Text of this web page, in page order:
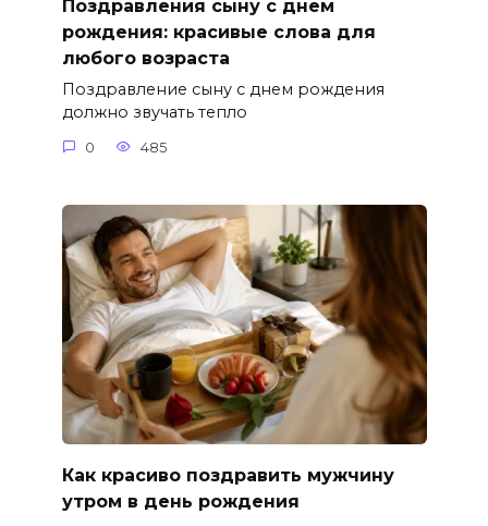
Поздравления сыну с днем
рождения: красивые слова для
любого возраста
Поздравление сыну с днем рождения
должно звучать тепло
0 485
Как красиво поздравить мужчину
утром в день рождения